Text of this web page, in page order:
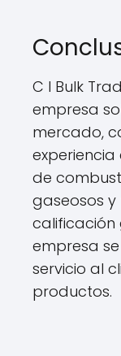
C I Bulk
empresa
mercado,
de
gaseosos y
calificación
empresa
servicio al
productos.